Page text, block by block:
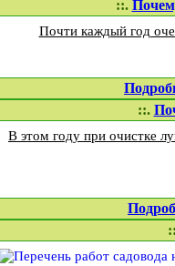
::.
Почти каждый год
::.
В этом году при очистке